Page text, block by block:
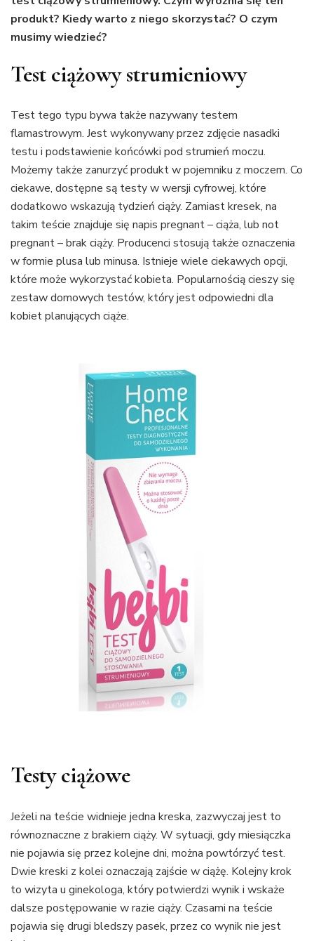
produkt? Kiedy warto z niego skorzystać? O czym
musimy wiedzieć?
Test ciążowy strumieniowy
Test tego typu bywa także nazywany testem
flamastrowym. Jest wykonywany przez zdjęcie nasadki
testu i podstawienie końcówki pod strumień moczu.
Możemy także zanurzyć produkt w pojemniku z moczem. Co
ciekawe, dostępne są testy w wersji cyfrowej, które
dodatkowo wskazują tydzień ciąży. Zamiast kresek, na
takim teście znajduje się napis pregnant – ciąża, lub not
pregnant – brak ciąży. Producenci stosują także oznaczenia
w formie plusa lub minusa. Istnieje wiele ciekawych opcji,
które może wykorzystać kobieta. Popularnością cieszy się
zestaw domowych testów, który jest odpowiedni dla
kobiet planujących ciąże.
Testy ciążowe
Jeżeli na teście widnieje jedna kreska, zazwyczaj jest to
równoznaczne z brakiem ciąży. W sytuacji, gdy miesiączka
nie pojawia się przez kolejne dni, można powtórzyć test.
Dwie kreski z kolei oznaczają zajście w ciążę. Kolejny krok
to wizyta u ginekologa, który potwierdzi wynik i wskaże
dalsze postępowanie w razie ciąży. Czasami na teście
pojawia się drugi bledszy pasek, przez co wynik nie jest